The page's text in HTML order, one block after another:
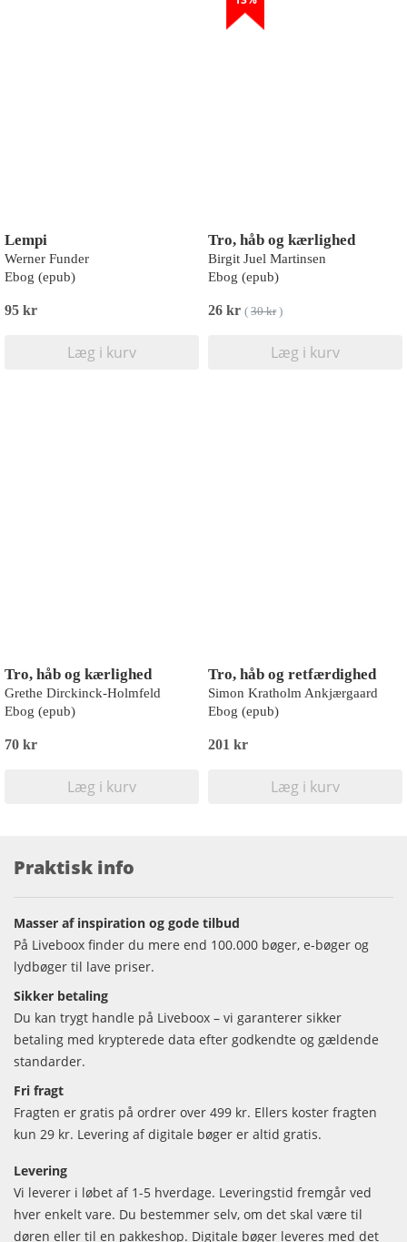
Lempi
Werner Funder
Ebog (epub)
95 kr
Læg i kurv
Tro, håb og kærlighed
Birgit Juel Martinsen
Ebog (epub)
26 kr ( 30 kr)
Læg i kurv
Tro, håb og kærlighed
Grethe Dirckinck-Holmfeld
Ebog (epub)
70 kr
Læg i kurv
Tro, håb og retfærdighed
Simon Kratholm Ankjærgaard
Ebog (epub)
201 kr
Læg i kurv
Praktisk info
Masser af inspiration og gode tilbud
På Liveboox finder du mere end 100.000 bøger, e-bøger og
lydbøger til lave priser.
Sikker betaling
Du kan trygt handle på Liveboox – vi garanterer sikker
betaling med krypterede data efter godkendte og gældende
standarder.
Fri fragt
Fragten er gratis på ordrer over 499 kr. Ellers koster fragten
kun 29 kr. Levering af digitale bøger er altid gratis.
Levering
Vi leverer i løbet af 1-5 hverdage. Leveringstid fremgår ved
hver enkelt vare. Du bestemmer selv, om det skal være til
døren eller til en pakkeshop. Digitale bøger leveres med det